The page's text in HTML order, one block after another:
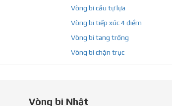
Vòng bi cầu tự lựa
Vòng bi tiếp xúc 4 điểm
Vòng bi tang trống
Vòng bi chặn trục
Vòng bi Nhật